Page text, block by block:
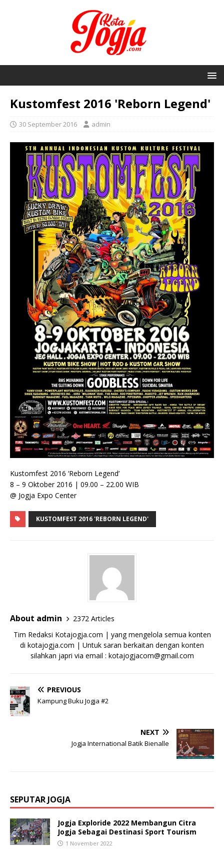
Kustomfest 2016 'Reborn Legend'
30 September 2016 admin
Kustomfest 2016 ‘Reborn Legend’
8 – 9 Oktober 2016 | 09.00 – 22.00 WIB
@ Jogja Expo Center
KUSTOMFEST 2016 'REBORN LEGEND'
About admin
2372 Articles
Tim Redaksi Kotajogja.com | yang mengelola semua konten
di kotajogja.com | Untuk saran berkaitan dengan konten
silahkan japri via email : kotajogjacom@gmail.com
PREVIOUS
Kampung Buku Jogja #2
NEXT
Jogja International Batik Bienalle
SEPUTAR JOGJA
Jogja Exploride 2022 Membangun Citra
Jogja Sebagai Destinasi Sport Tourism
1 November 2022